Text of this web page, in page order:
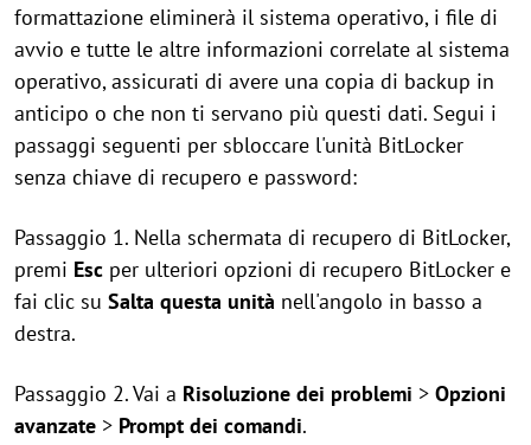
formattazione eliminerà il sistema operativo, i file di
avvio e tutte le altre informazioni correlate al sistema
operativo, assicurati di avere una copia di backup in
anticipo o che non ti servano più questi dati. Segui i
passaggi seguenti per sbloccare l'unità BitLocker
senza chiave di recupero e password:
Passaggio 1. Nella schermata di recupero di BitLocker,
premi Esc per ulteriori opzioni di recupero BitLocker e
fai clic su Salta questa unità nell'angolo in basso a
destra.
Passaggio 2. Vai a Risoluzione dei problemi > Opzioni
avanzate > Prompt dei comandi.